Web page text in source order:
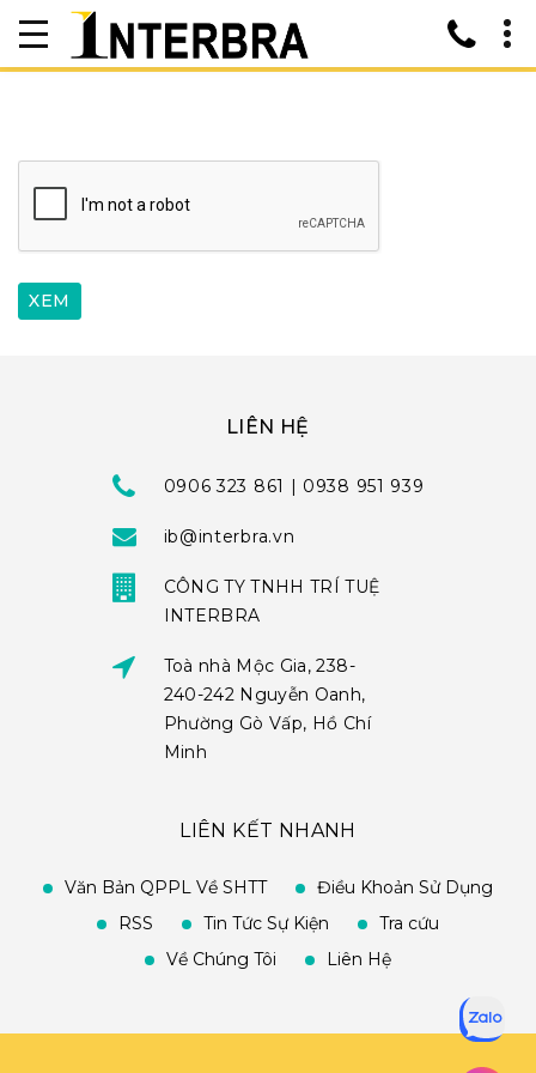
LIÊN HỆ
0906 323 861 | 0938 951 939
ib@interbra.vn
CÔNG TY TNHH TRÍ TUỆ
INTERBRA
Toà nhà Mộc Gia, 238-
240-242 Nguyễn Oanh,
Phường Gò Vấp, Hồ Chí
Minh
LIÊN KẾT NHANH
Văn Bản QPPL Về SHTT
Điều Khoản Sử Dụng
RSS
Tin Tức Sự Kiện
Tra cứu
Về Chúng Tôi
Liên Hệ